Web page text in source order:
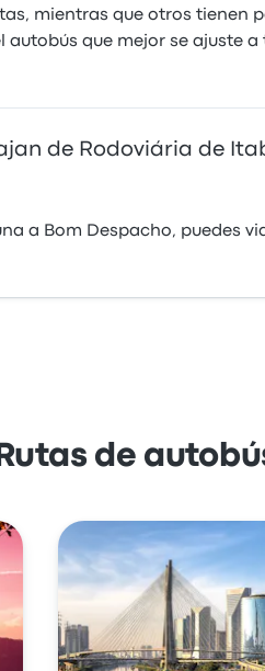
mientras que otros tienen
que mejor se ajuste a
de Rodoviária de
a Bom Despacho, puedes
Rutas de